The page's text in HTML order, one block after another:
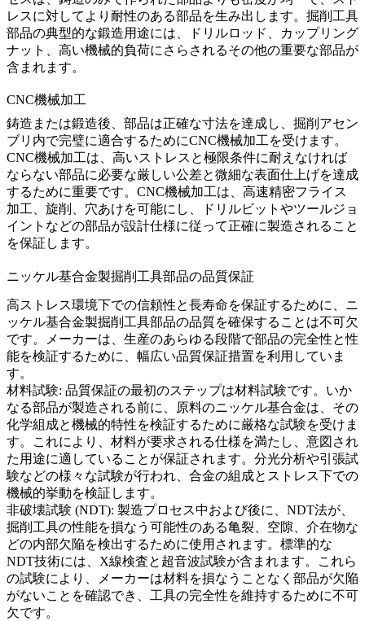
レスに対してより耐性のある部品を生み出します。掘削工具
部品の典型的な鍛造用途には、ドリルロッド、カップリング
ナット、高い機械的負荷にさらされるその他の重要な部品が
含まれます。
CNC機械加工
鋳造または鍛造後、部品は正確な寸法を達成し、掘削アセン
ブリ内で完璧に適合するためにCNC機械加工を受けます。
CNC機械加工は、高いストレスと極限条件に耐えなければ
ならない部品に必要な厳しい公差と微細な表面仕上げを達成
するために重要です。CNC機械加工は、高速精密フライス
加工、旋削、穴あけを可能にし、ドリルビットやツールジョ
イントなどの部品が設計仕様に従って正確に製造されること
を保証します。
ニッケル基合金製掘削工具部品の品質保証
高ストレス環境下での信頼性と長寿命を保証するために、ニ
ッケル基合金製掘削工具部品の品質を確保することは不可欠
です。メーカーは、生産のあらゆる段階で部品の完全性と性
能を検証するために、幅広い品質保証措置を利用していま
す。
材料試験: 品質保証の最初のステップは材料試験です。いか
なる部品が製造される前に、原料のニッケル基合金は、その
化学組成と機械的特性を検証するために厳格な試験を受けま
す。これにより、材料が要求される仕様を満たし、意図され
た用途に適していることが保証されます。 分光分析や引張試
験などの様々な試験が行われ、合金の組成とストレス下での
機械的挙動を検証します。
非破壊試験 (NDT): 製造プロセス中および後に、NDT法が、
掘削工具の性能を損なう可能性のある亀裂、空隙、介在物な
どの内部欠陥を検出するために使用されます。標準的な
NDT技術には、 X線検査と超音波試験が含まれます。これら
の試験により、メーカーは材料を損なうことなく部品が欠陥
がないことを確認でき、工具の完全性を維持するために不可
欠です。